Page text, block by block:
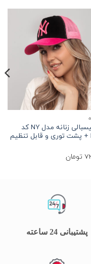
کلاه بیسبالی زنانه مدل NY کد
تومان
پشتیبانی 24 ساعته